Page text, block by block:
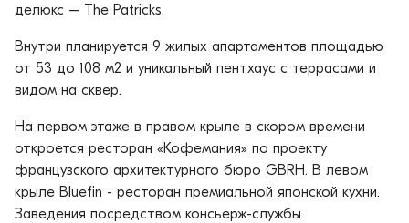
делюкс – The Patricks.
Внутри планируется 9 жилых апартаментов площадью
от 53 до 108 м2 и уникальный пентхаус с террасами и
видом на сквер.
На первом этаже в правом крыле в скором времени
откроется ресторан «Кофемания» по проекту
французского архитектурного бюро GBRH. В левом
крыле Bluefin - ресторан премиальной японской кухни.
Заведения посредством консьерж-службы